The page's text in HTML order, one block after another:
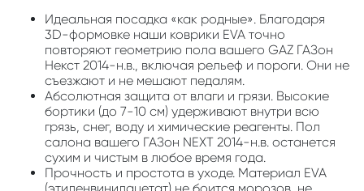
Идеальная посадка «как родные». Благодаря
3D-формовке наши коврики EVA точно
повторяют геометрию пола вашего GAZ ГАЗон
Некст 2014-н.в., включая рельеф и пороги. Они не
съезжают и не мешают педалям.
Абсолютная защита от влаги и грязи. Высокие
бортики (до 7-10 см) удерживают внутри всю
грязь, снег, воду и химические реагенты. Пол
салона вашего ГАЗон NEXT 2014-н.в. останется
сухим и чистым в любое время года.
Прочность и простота в уходе. Материал EVA